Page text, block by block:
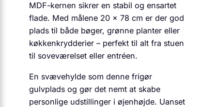
MDF-kernen sikrer en stabil og ensartet
flade. Med målene 20 × 78 cm er der god
plads til både bøger, grønne planter eller
køkkenkrydderier – perfekt til alt fra stuen
til soveværelset eller entréen.
En svævehylde som denne frigør
gulvplads og gør det nemt at skabe
personlige udstillinger i øjenhøjde. Uanset